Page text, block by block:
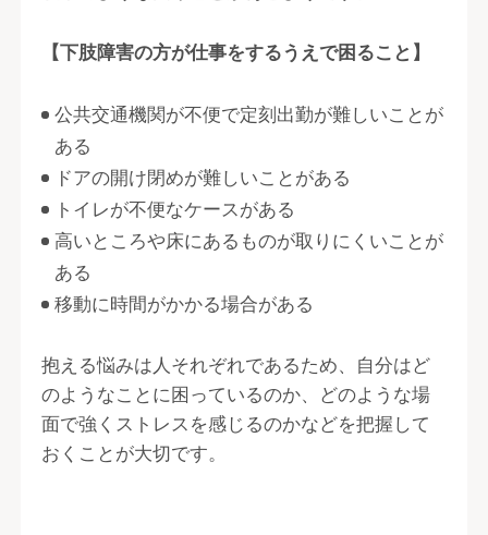
【下肢障害の方が仕事をするうえで困ること】
公共交通機関が不便で定刻出勤が難しいことが
ある
ドアの開け閉めが難しいことがある
トイレが不便なケースがある
高いところや床にあるものが取りにくいことが
ある
移動に時間がかかる場合がある
抱える悩みは人それぞれであるため、自分はど
のようなことに困っているのか、どのような場
面で強くストレスを感じるのかなどを把握して
おくことが大切です。